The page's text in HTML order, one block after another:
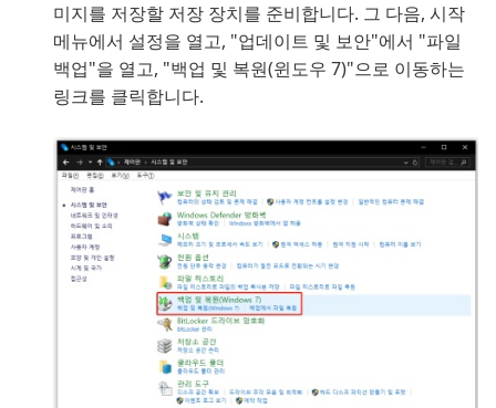
미지를 저장할 저장 장치를 준비합니다. 그 다음, 시작
메뉴에서 설정을 열고, "업데이트 및 보안"에서 "파일
백업"을 열고, "백업 및 복원(윈도우 7)"으로 이동하는
링크를 클릭합니다.